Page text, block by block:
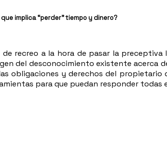
implica “perder” tiempo y dinero?
recreo a la hora de pasar la preceptiva
del desconocimiento existente acerca
obligaciones y derechos del propietario
para que puedan responder todas